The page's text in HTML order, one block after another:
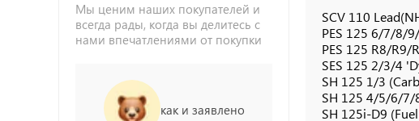
Мы ценим наших покупателей и
всегда рады, когда вы делитесь с
нами впечатлениями от покупки
как и заявлено
SCV 110
PES 125 6/7/8/
PES 125 R8/R9/
SES 125 2/3/4
SH 125 1/3
SH 125 4/5/6/7/
SH 125i-D9